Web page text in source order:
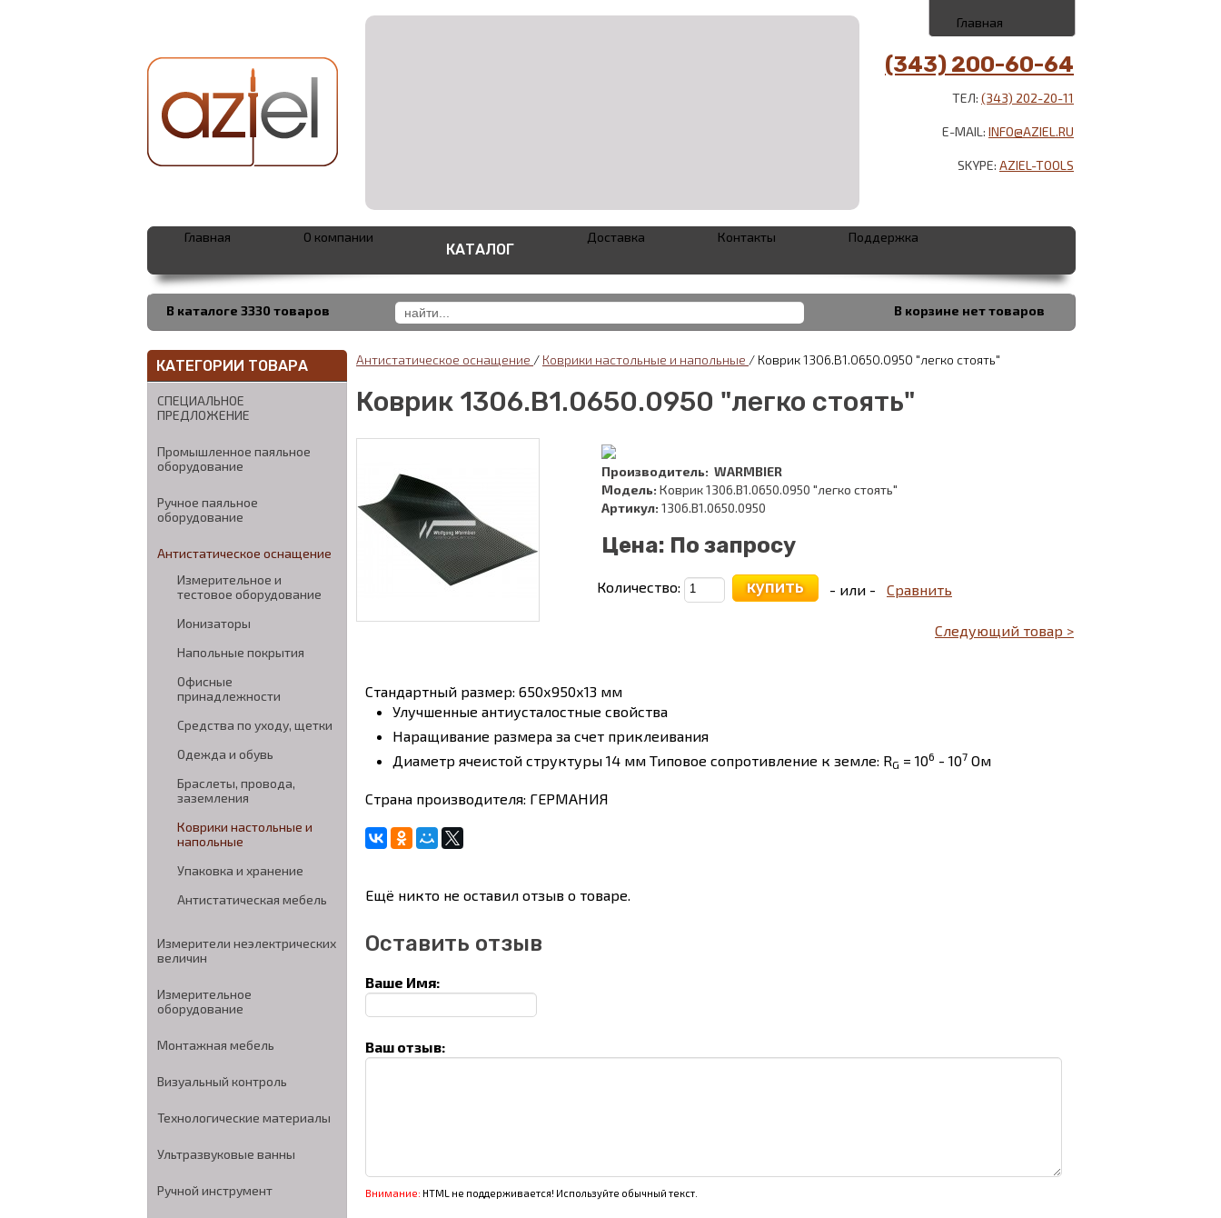
Главная
(343) 200-60-64
ТЕЛ: (343) 202-20-11
E-MAIL: INFO@AZIEL.RU
SKYPE: AZIEL-TOOLS
В каталоге 3330 товаров В корзине нет товаров
Главная О компании
КАТАЛОГ
Доставка Контакты Поддержка
КАТЕГОРИИ ТОВАРА
СПЕЦИАЛЬНОЕ
ПРЕДЛОЖЕНИЕ
Промышленное паяльное
оборудование
Ручное паяльное
оборудование
Антистатическое оснащение
Измерительное и
тестовое оборудование
Ионизаторы
Напольные покрытия
Офисные
принадлежности
Средства по уходу, щетки
Одежда и обувь
Браслеты, провода,
заземления
Коврики настольные и
напольные
Упаковка и хранение
Антистатическая мебель
Измерители неэлектрических
величин
Измерительное
оборудование
Монтажная мебель
Визуальный контроль
Технологические материалы
Ультразвуковые ванны
Ручной инструмент
Антистатическое оснащение / Коврики настольные и напольные / Коврик 1306.B1.0650.0950 "легко стоять"
Коврик 1306.B1.0650.0950 "легко стоять"
Производитель: WARMBIER
Модель: Коврик 1306.B1.0650.0950 "легко стоять"
Артикул: 1306.B1.0650.0950
Цена: По запросу
Количество: купить - или - Сравнить
Следующий товар >
Стандартный размер: 650х950х13 мм
Улучшенные антиусталостные свойства
Наращивание размера за счет приклеивания
Диаметр ячеистой структуры 14 мм Типовое сопротивление к земле: RG = 106 - 107 Ом
Страна производителя: ГЕРМАНИЯ
Ещё никто не оставил отзыв о товаре.
Оставить отзыв
Ваше Имя:
Ваш отзыв:
Внимание: HTML не поддерживается! Используйте обычный текст.